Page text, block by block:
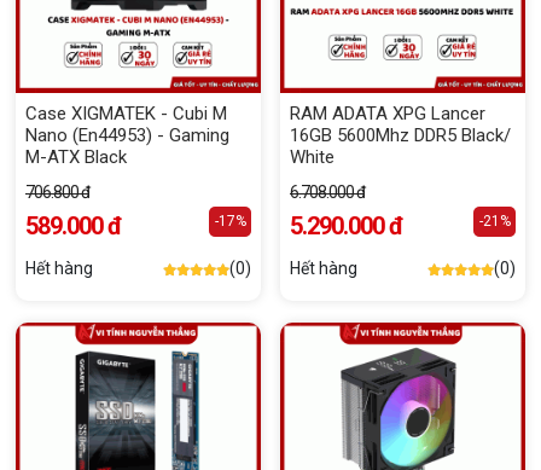
Case XIGMATEK - Cubi M
Nano (En44953) - Gaming
M-ATX Black
706.800 đ
589.000 đ -17%
Hết hàng (0)
RAM ADATA XPG Lancer
16GB 5600Mhz DDR5 Black/
White
6.708.000 đ
5.290.000 đ -21%
Hết hàng (0)